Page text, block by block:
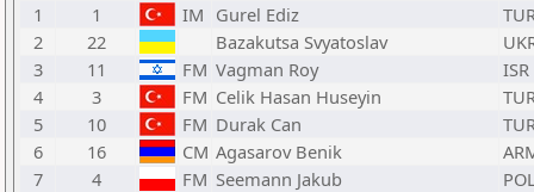
1
1 IM Gurel Ediz
2
22 Bazakutsa Svyatoslav
3
11 FM Vagman Roy
ISR
4
3 FM Celik Hasan Huseyin
5
10 FM Durak Can
6
16 CM Agasarov Benik
7
4 FM Seemann Jakub